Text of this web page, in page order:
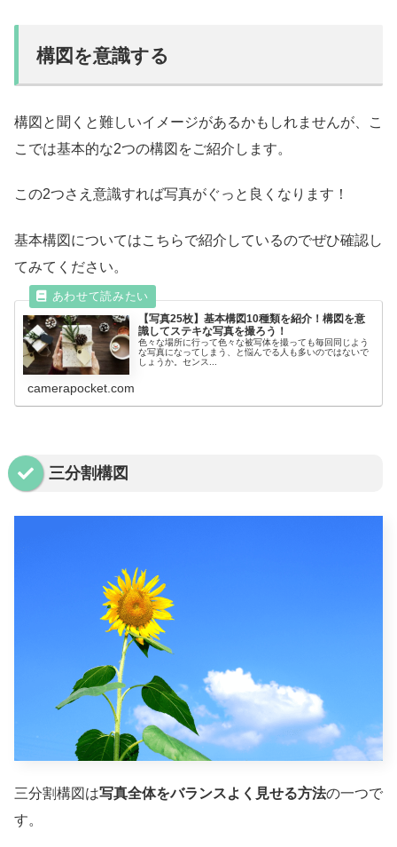
構図を意識する
構図と聞くと難しいイメージがあるかもしれませんが、こ
こでは基本的な2つの構図をご紹介します。
この2つさえ意識すれば写真がぐっと良くなります！
基本構図についてはこちらで紹介しているのでぜひ確認し
てみてください。
【写真25枚】基本構図10種類を紹介！構図を意
識してステキな写真を撮ろう！
色々な場所に行って色々な被写体を撮っても毎回同じよう
な写真になってしまう、と悩んでる人も多いのではないで
しょうか。センス...
camerapocket.com
三分割構図
三分割構図は写真全体をバランスよく見せる方法の一つで
す。